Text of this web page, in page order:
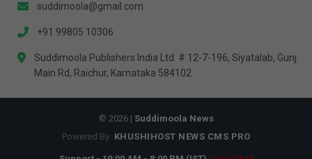
suddimoola@gmail.com
+91 99805 10306
Suddimoola Publishers India Ltd. # 12-7-196, Siyatalab, Gunj
Main Rd, Raichur, Karnataka 584102
© 2026 | Suddimoola News
Powered By: KHUSHIHOST NEWS CMS PRO